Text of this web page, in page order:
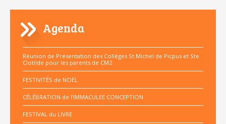
Agenda
Réunion de Présentation des Collèges St Michel de Picpus et Ste
Clotilde pour les parents de CM2
FESTIVITÉS de NOËL
CÉLÉBRATION de l’IMMACULEE CONCEPTION
FESTIVAL du LIVRE